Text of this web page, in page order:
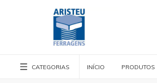
CATEGORIAS INÍCIO PRODUTOS